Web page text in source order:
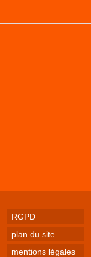
RGPD
plan du site
mentions légales